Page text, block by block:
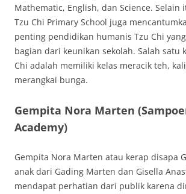
Mathematic, English, dan Science. Selain
Tzu Chi Primary School juga
penting pendidikan humanis Tzu Chi
bagian dari keunikan sekolah. Salah satu
Chi adalah memiliki kelas meracik teh,
merangkai bunga.
Gempita Nora Marten
Academy)
Gempita Nora Marten atau kerap disapa
anak dari Gading Marten dan Gisella
mendapat perhatian dari publik karena